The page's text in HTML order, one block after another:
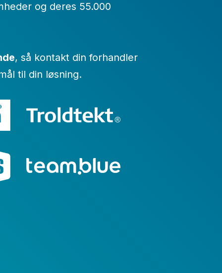
og deres 55.000
, så kontakt din forhandler
til din løsning.